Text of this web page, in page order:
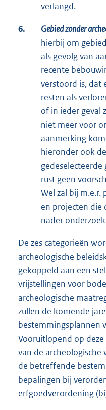
verlangd.
6. Gebied zonder
hierbij om
als gevolg van
recente
verstoord is, dat
resten als
of in ieder geval
niet meer voor
aanmerking
hieronder ook
rust geen
Wel zal bij
en projecten die
nader
De zes categorieën
archeologische
gekoppeld aan een
vrijstellingen voor
archeologische
zullen de komende
bestemmingsplannen
Vooruitlopend op
van de
de betreffende
bepalingen bij
erfgoedverordening